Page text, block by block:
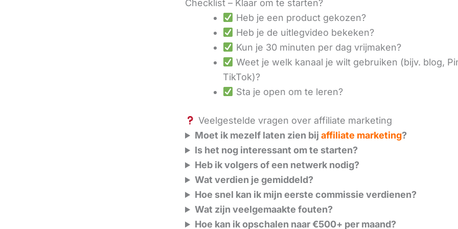
Checklist – Klaar om te starten?
Heb je een product gekozen?
Heb je de uitlegvideo bekeken?
Kun je 30 minuten per dag vrijmaken?
Weet je welk kanaal je wilt gebruiken (bijv. blog,
TikTok)?
Sta je open om te leren?
Veelgestelde vragen over affiliate marketing
Moet ik mezelf laten zien bijaffiliate marketing?
Is het nog interessant om te starten?
Heb ik volgers of een netwerk nodig?
Wat verdien je gemiddeld?
Hoe snel kan ik mijn eerste commissie verdienen?
Wat zijn veelgemaakte fouten?
Hoe kan ik opschalen naar €500+ per maand?